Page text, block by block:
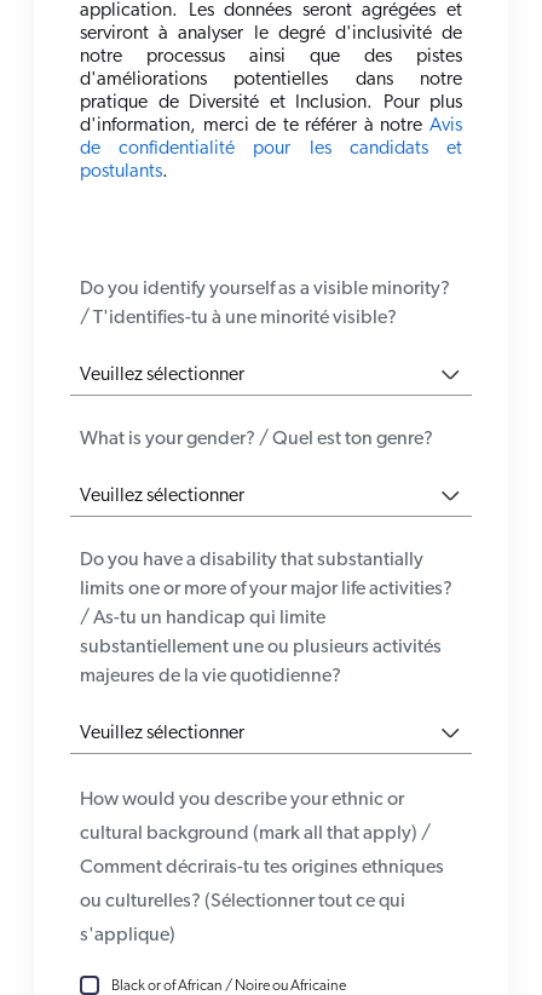
application. Les données seront agrégées et
serviront à analyser le degré d'inclusivité de
notre processus ainsi que des pistes
d'améliorations potentielles dans notre
pratique de Diversité et Inclusion. Pour plus
d'information, merci de te référer à notre Avis
de confidentialité pour les candidats et
postulants.
Do you identify yourself as a visible minority?
/ T'identifies-tu à une minorité visible?
What is your gender? / Quel est ton genre?
Do you have a disability that substantially
limits one or more of your major life activities?
/ As-tu un handicap qui limite
substantiellement une ou plusieurs activités
majeures de la vie quotidienne?
How would you describe your ethnic or
cultural background (mark all that apply) /
Comment décrirais-tu tes origines ethniques
ou culturelles? (Sélectionner tout ce qui
s'applique)
Black or of African / Noire ou Africaine